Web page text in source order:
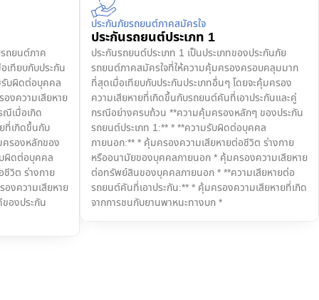
ถยนต์ภาค
เทียบกับประกัน
รับผิดต่อบุคคล
งความเสียหาย
เมื่อเกิด
ที่เกิดขึ้นกับ
ครองหลักของ
ผิดต่อบุคคล
วิต ร่างกาย
งความเสียหาย
องประกัน
ประกันภัยรถยนต์ภาคสมัครใจ
ประกันรถยนต์ประเภท 1
ประกันรถยนต์ประเภท 1 เป็นประเภทของประกันภัย
รถยนต์ภาคสมัครใจที่ให้ความคุ้มครองครอบคลุมมาก
ที่สุดเมื่อเทียบกับประกันประเภทอื่นๆ โดยจะคุ้มครอง
ความเสียหายที่เกิดขึ้นกับรถยนต์คันที่เอาประกันและคู่
กรณีอย่างครบถ้วน **ความคุ้มครองหลักๆ ของประกัน
รถยนต์ประเภท 1:** * **ความรับผิดต่อบุคคล
ภายนอก:** * คุ้มครองความเสียหายต่อชีวิต ร่างกาย
หรืออนามัยของบุคคลภายนอก * คุ้มครองความเสียหาย
ต่อทรัพย์สินของบุคคลภายนอก * **ความเสียหายต่อ
รถยนต์คันที่เอาประกัน:** * คุ้มครองความเสียหายที่เกิด
จากการชนกับยานพาหนะทางบก *